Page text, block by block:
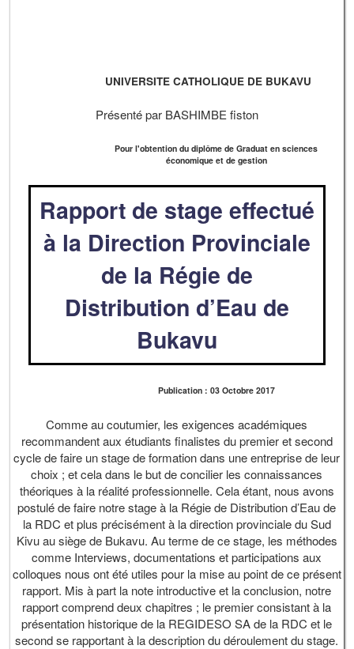
UNIVERSITE CATHOLIQUE DE BUKAVU
Présenté par BASHIMBE fiston
Pour l'obtention du diplôme de Graduat en sciences
économique et de gestion
Rapport de stage effectué
à la Direction Provinciale
de la Régie de
Distribution d’Eau de
Bukavu
Publication : 03 Octobre 2017
Comme au coutumier, les exigences académiques
recommandent aux étudiants finalistes du premier et second
cycle de faire un stage de formation dans une entreprise de leur
choix ; et cela dans le but de concilier les connaissances
théoriques à la réalité professionnelle. Cela étant, nous avons
postulé de faire notre stage à la Régie de Distribution d’Eau de
la RDC et plus précisément à la direction provinciale du Sud
Kivu au siège de Bukavu. Au terme de ce stage, les méthodes
comme Interviews, documentations et participations aux
colloques nous ont été utiles pour la mise au point de ce présent
rapport. Mis à part la note introductive et la conclusion, notre
rapport comprend deux chapitres ; le premier consistant à la
présentation historique de la REGIDESO SA de la RDC et le
second se rapportant à la description du déroulement du stage.